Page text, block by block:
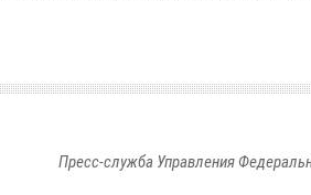
Пресс-служба Управления